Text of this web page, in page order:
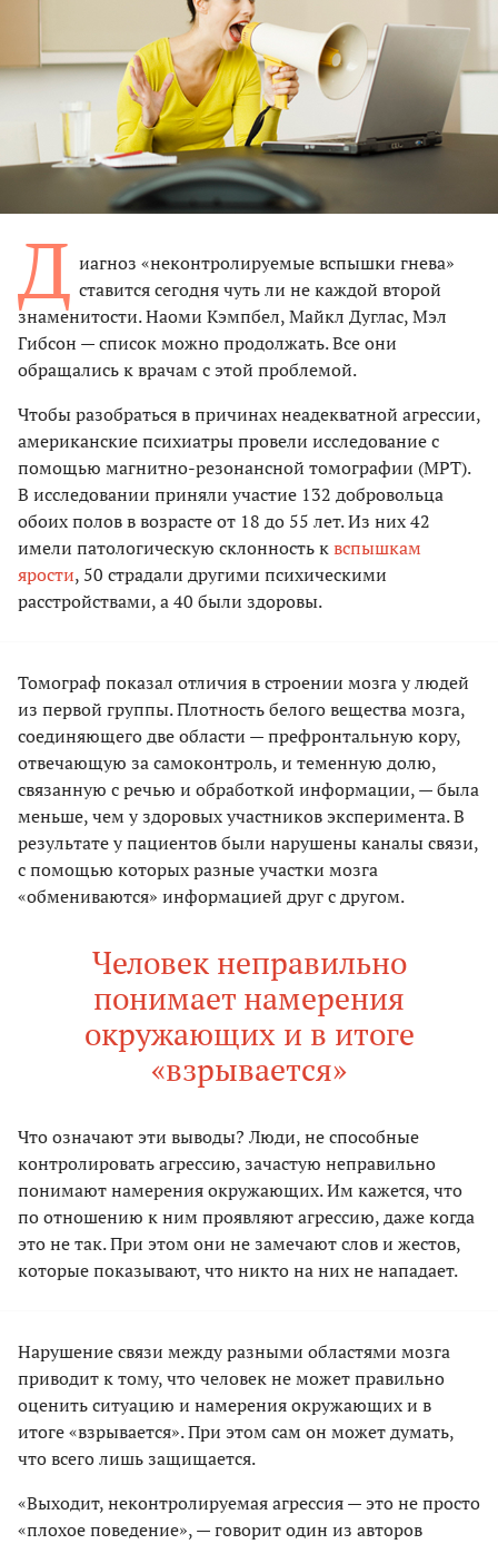
Д иагноз «неконтролируемые вспышки гнева»
ставится сегодня чуть ли не каждой второй
знаменитости. Наоми Кэмпбел, Майкл Дуглас, Мэл
Гибсон — список можно продолжать. Все они
обращались к врачам с этой проблемой.
Чтобы разобраться в причинах неадекватной агрессии,
американские психиатры провели исследование с
помощью магнитно-резонансной томографии (МРТ).
В исследовании приняли участие 132 добровольца
обоих полов в возрасте от 18 до 55 лет. Из них 42
имели патологическую склонность квспышкам
ярости, 50 страдали другими психическими
расстройствами, а 40 были здоровы.
Томограф показал отличия в строении мозга у людей
из первой группы. Плотность белого вещества мозга,
соединяющего две области — префронтальную кору,
отвечающую за самоконтроль, и теменную долю,
связанную с речью и обработкой информации, — была
меньше, чем у здоровых участников эксперимента. В
результате у пациентов были нарушены каналы связи,
с помощью которых разные участки мозга
«обмениваются» информацией друг с другом.
Человек неправильно
понимает намерения
окружающих и в итоге
«взрывается»
Что означают эти выводы? Люди, не способные
контролировать агрессию, зачастую неправильно
понимают намерения окружающих. Им кажется, что
по отношению к ним проявляют агрессию, даже когда
это не так. При этом они не замечают слов и жестов,
которые показывают, что никто на них не нападает.
Нарушение связи между разными областями мозга
приводит к тому, что человек не может правильно
оценить ситуацию и намерения окружающих и в
итоге «взрывается». При этом сам он может думать,
что всего лишь защищается.
«Выходит, неконтролируемая агрессия — это не просто
«плохое поведение», — говорит один из авторов